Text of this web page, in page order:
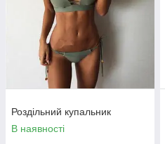
Роздільний купальник
В наявності